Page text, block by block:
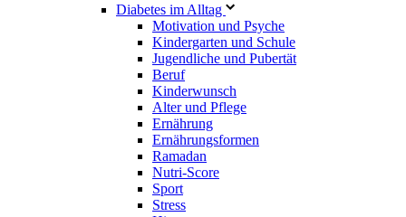
Diabetes im Alltag
Motivation und Psyche
Kindergarten und Schule
Jugendliche und Pubertät
Beruf
Kinderwunsch
Alter und Pflege
Ernährung
Ernährungsformen
Ramadan
Nutri-Score
Sport
Stress